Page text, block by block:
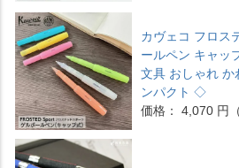
カヴェコ フロス
ールペン キャッ
文具 おしゃれ か
ンパクト ◇
価格： 4,070 円